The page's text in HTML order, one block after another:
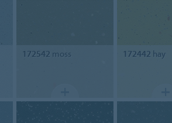
172542 moss 172442 hay